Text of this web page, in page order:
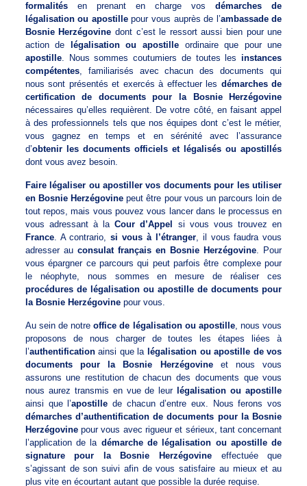
formalitésen prenant en charge vosdémarches de
légalisation ou apostillepour vous auprès de l’ambassade de
Bosnie Herzégovine dont c’est le ressort aussi bien pour une
action de
légalisation ou apostille ordinaire que pour une
apostille. Nous sommes coutumiers de toutes lesinstances
compétentes, familiarisés avec chacun des documents qui
nous sont présentés et exercés à effectuer les démarches de
certification de documents pour la Bosnie Herzégovine
nécessaires qu’elles requièrent. De votre côté, en faisant appel
à des professionnels tels que nos équipes dont c’est le métier,
vous gagnez en temps et en sérénité avec l’assurance
d’obtenir les documents officiels et légalisés ou apostillés
dont vous avez besoin.
Faire légaliser ou apostiller vos documents pour les utiliser
en Bosnie Herzégovine peut être pour vous un parcours loin de
tout repos, mais vous pouvez vous lancer dans le processus en
vous adressant à laCour d’Appel
si vous vous trouvez en
France. A contrario,si vous à l’étranger, il vous faudra vous
adresser au consulat français en Bosnie Herzégovine. Pour
vous épargner ce parcours qui peut parfois être complexe pour
le néophyte, nous sommes en mesure de réaliser ces
procédures de légalisation ou apostille de documents pour
la Bosnie Herzégovinepour vous.
Au sein de notreoffice de légalisation ou apostille, nous vous
proposons de nous charger de toutes les étapes liées à
l’authentificationainsi que la légalisation ou apostille de vos
documents pour la Bosnie Herzégovineet nous vous
assurons une restitution de chacun des documents que vous
nous aurez transmis en vue de leur légalisation ou apostille
ainsi que l’apostille de chacun d’entre eux. Nous ferons vos
démarches d’authentification de documents pour la Bosnie
Herzégovinepour vous avec rigueur et sérieux, tant concernant
l’application de la démarche de légalisation ou apostille de
signature pour la Bosnie Herzégovine effectuée que
s’agissant de son suivi afin de vous satisfaire au mieux et au
plus vite en écourtant autant que possible la durée requise.